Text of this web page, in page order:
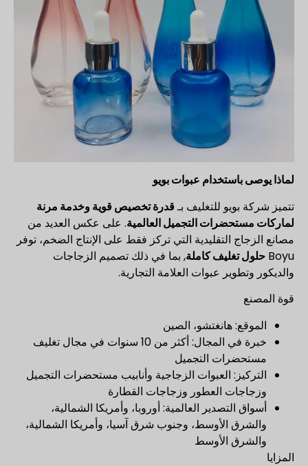
لماذا يوصى باستخدام عبوات بويو
تتميز شركة بويو للتغليف بـقدرة تخصيص قوية وخدمة مرنة
لماركات مستحضرات التجميل العالمية. على عكس العديد من
مصانع الزجاج التقليدية التي تركز فقط على الإنتاج الضخم، توفر
Boyu حلول تغليف كاملة, بما في ذلك تصميم الزجاجات
والديكور وتطوير عبوات العلامة التجارية.
قوة المصنع
الموقع: هانغتشو، الصين
خبرة في المجال: أكثر من 10 سنوات في مجال تغليف
مستحضرات التجميل
التركيز: العبوات الزجاجية وأنابيب مستحضرات التجميل
وزجاجات العطور وزجاجات القطارة
أسواق التصدير العالمية: أوروبا، وأمريكا الشمالية،
والشرق الأوسط، وجنوب شرق آسيا، وأمريكا الشمالية،
والشرق الأوسط
المزايا